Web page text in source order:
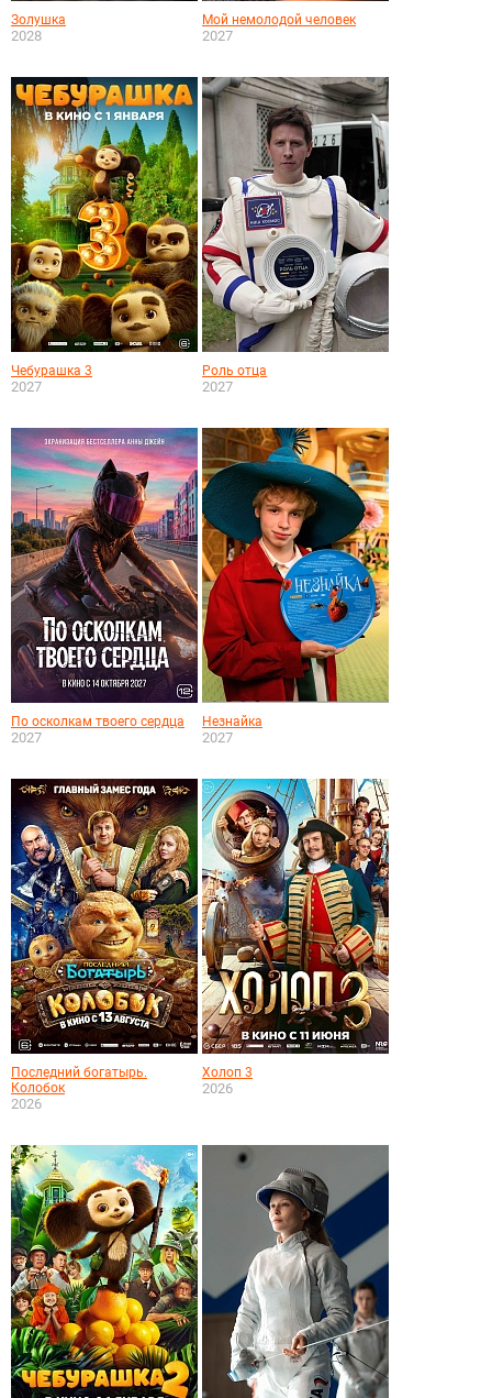
Золушка
2028
Мой немолодой человек
2027
Чебурашка 3
2027
Роль отца
2027
По осколкам твоего сердца
2027
Незнайка
2027
Последний богатырь.
Колобок
2026
Холоп 3
2026